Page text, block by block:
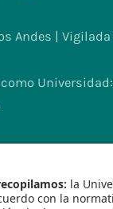
Andes |
Reservados